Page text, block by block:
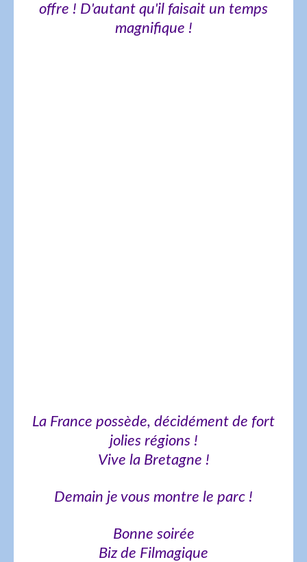
offre ! D'autant qu'il faisait un temps
magnifique !
La France possède, décidément de fort
jolies régions !
Vive la Bretagne !
Demain je vous montre le parc !
Bonne soirée
Biz de Filmagique